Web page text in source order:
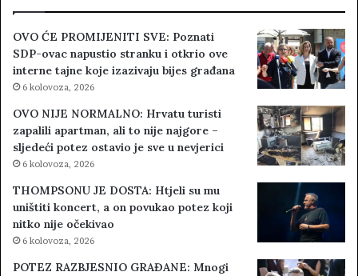
OVO ĆE PROMIJENITI SVE: Poznati
SDP-ovac napustio stranku i otkrio ove
interne tajne koje izazivaju bijes građana
6 kolovoza, 2026
OVO NIJE NORMALNO: Hrvatu turisti
zapalili apartman, ali to nije najgore –
sljedeći potez ostavio je sve u nevjerici
6 kolovoza, 2026
THOMPSONU JE DOSTA: Htjeli su mu
uništiti koncert, a on povukao potez koji
nitko nije očekivao
6 kolovoza, 2026
POTEZ RAZBJESNIO GRAĐANE: Mnogi